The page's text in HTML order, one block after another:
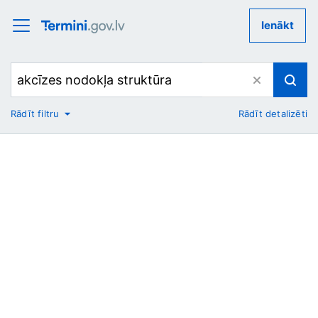
Ienākt
No
Rādīt filtru Rādīt detalizēti